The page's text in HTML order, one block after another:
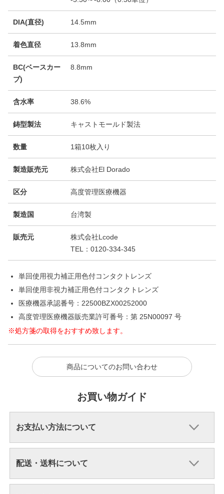
DIA(直径) 14.5mm
着色直径 13.8mm
BC(ベースカー
ブ)
8.8mm
含水率 38.6%
鋳型製法 キャストモールド製法
数量 1箱10枚入り
製造販売元 株式会社El Dorado
区分 高度管理医療機器
製造国 台湾製
販売元
株式会社Lcode
TEL：0120-334-345
単回使用視力補正用色付コンタクトレンズ
単回使用非視力補正用色付コンタクトレンズ
医療機器承認番号：22500BZX00252000
高度管理医療機器販売業許可番号：第 25N00097 号
※処方箋の取得をおすすめ致します。
商品についてのお問い合わせ
お買い物ガイド
お支払い方法について
配送・送料について